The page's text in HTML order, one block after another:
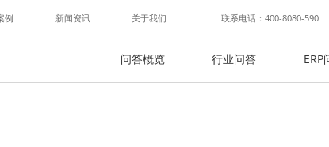
例 新闻资讯 关于我们 联系电话：400-8080-590
问答概览 行业问答 ERP